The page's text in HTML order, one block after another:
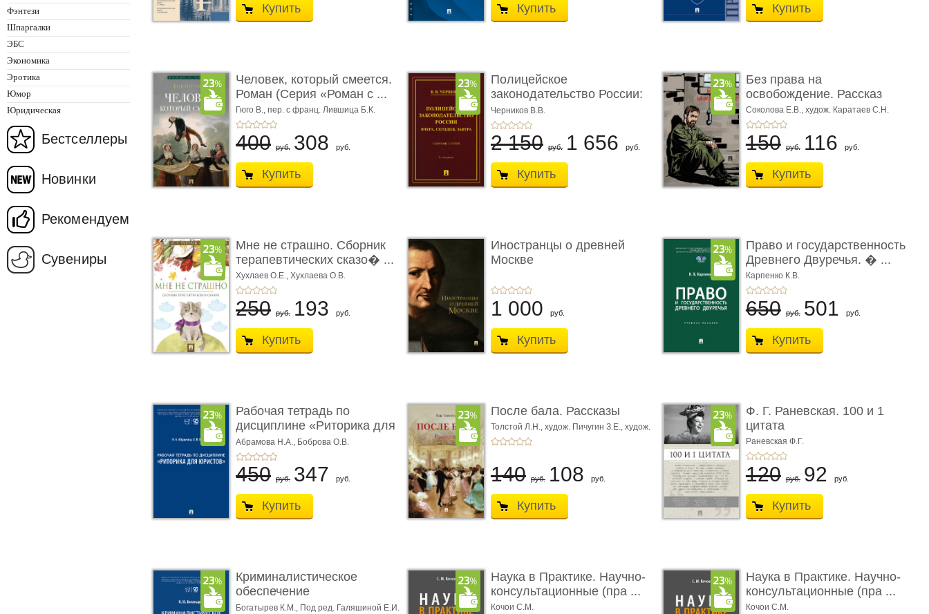
Фэнтези
Шпаргалки
ЭБС
Экономика
Эротика
Юмор
Юридическая
Бестселлеры
Новинки
Рекомендуем
Сувениры
Купить Купить Купить
Человек, который смеется.
Роман (Серия «Роман с ...
Гюго В., пер. с франц. Лившица Б.К.
400 руб. 308 руб.
Купить
Полицейское
законодательство России:
вчера, с� ...
Черников В.В.
2 150 руб. 1 656 руб.
Купить
Без права на
освобождение. Рассказ
Соколова Е.В., худож. Каратаев С.Н.
150 руб. 116 руб.
Купить
Мне не страшно. Сборник
терапевтических сказо� ...
Хухлаев О.Е., Хухлаева О.В.
250 руб. 193 руб.
Купить
Иностранцы о древней
Москве
1 000 руб.
Купить
Право и государственность
Древнего Двуречья. � ...
Карпенко К.В.
650 руб. 501 руб.
Купить
Рабочая тетрадь по
дисциплине «Риторика для
ю� ...
Абрамова Н.А., Боброва О.В.
450 руб. 347 руб.
Купить
После бала. Рассказы
Толстой Л.Н., худож. Пичугин З.Е., худож.
Лебедев А.И.,
140 руб. 108 руб.
Купить
Ф. Г. Раневская. 100 и 1
цитата
Раневская Ф.Г.
120 руб. 92 руб.
Купить
Криминалистическое
обеспечение
медиабезопас� ...
Богатырев К.М., Под ред. Галяшиной Е.И.
Наука в Практике. Научно-
консультационные (пра ...
Кочои С.М.
Наука в Практике. Научно-
консультационные (пра ...
Кочои С.М.